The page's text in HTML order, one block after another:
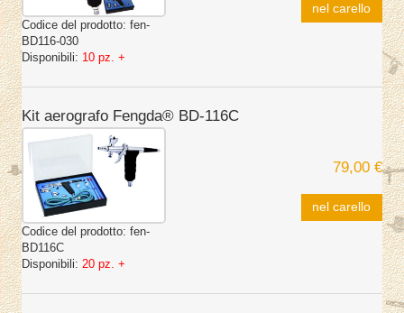
Codice del prodotto: fen-
BD116-030
Disponibili: 10 pz. +
nel carello
Kit aerografo Fengda® BD-116C
Codice del prodotto: fen-
BD116C
Disponibili: 20 pz. +
79,00 €
nel carello